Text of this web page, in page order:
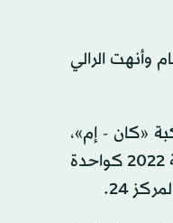
وأنهت الرالي
«كان - إم»،
وتعد مشاعل أول امرأة سعودية تحصل على رخصة للمشاركة في الراليات، كما شاركت في رالي داكار السعودية 2022 كواحدة
24.